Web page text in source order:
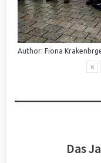
Author: Fiona
«
Das